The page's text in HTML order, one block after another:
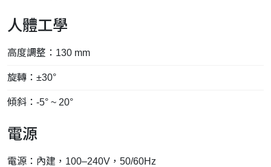
人體工學
高度調整：130 mm
旋轉：±30°
傾斜：-5° ~ 20°
電源
電源：內建，100–240V，50/60Hz